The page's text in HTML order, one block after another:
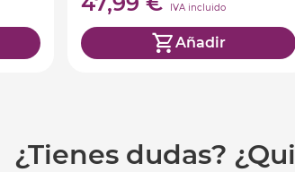
IVA incluido
Añadir
¿Tienes dudas?